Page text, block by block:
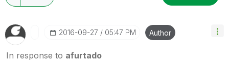
‎2016-09-27 05:47 PM Author
In response to afurtado